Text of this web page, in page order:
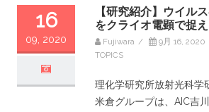
16
09, 2020
【研究紹介】ウイル
をクライオ電顕で捉
Fujiwara / 9月 16, 2020
TOPICS
理化学研究所放射光科学
米倉グループは、AIC吉